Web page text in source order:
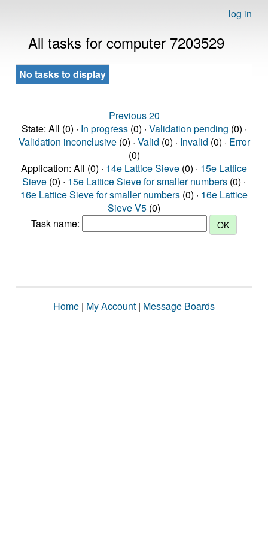
log in
All tasks for computer 7203529
No tasks to display
Previous 20
State: All (0) · In progress(0) · Validation pending (0) ·
Validation inconclusive(0) · Valid (0) · Invalid (0) · Error
(0)
Application: All (0) · 14e Lattice Sieve (0) · 15e Lattice
Sieve (0) · 15e Lattice Sieve for smaller numbers (0) ·
16e Lattice Sieve for smaller numbers (0) · 16e Lattice
Sieve V5 (0)
Task name:
Home | My Account | Message Boards